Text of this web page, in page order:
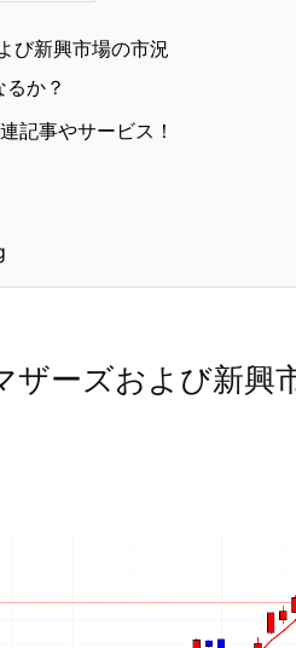
び新興市場の市況
か？
記事やサービス！
ザーズおよび新興